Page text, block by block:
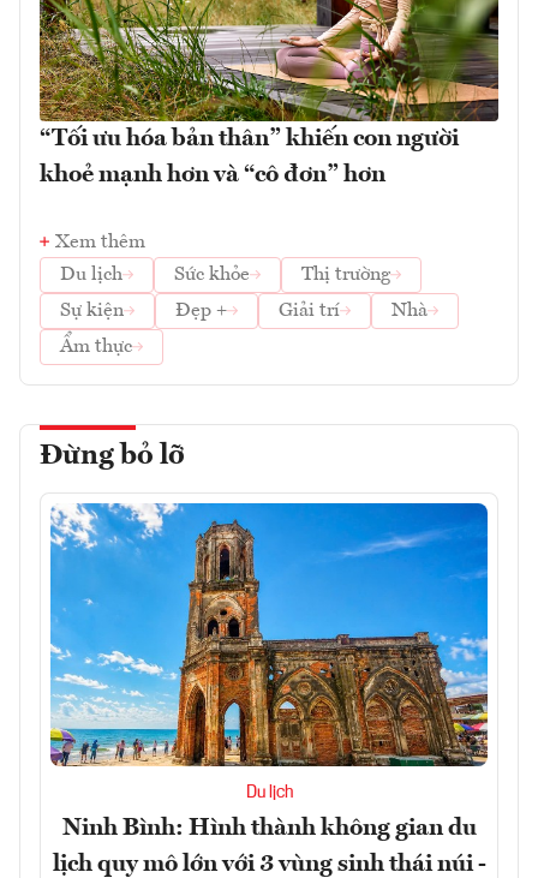
“Tối ưu hóa bản thân” khiến con người
khoẻ mạnh hơn và “cô đơn” hơn
Xem thêm
Du lịch
Sức khỏe
Thị trường
Sự kiện
Đẹp + Giải trí
Nhà
Ẩm thực
Đừng bỏ lỡ
Du lịch
Ninh Bình: Hình thành không gian du
lịch quy mô lớn với 3 vùng sinh thái núi -